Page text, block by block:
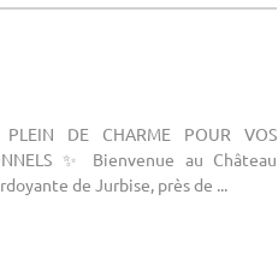
DE CHARME POUR VOS
✨ Bienvenue au Château
de Jurbise, près de ...